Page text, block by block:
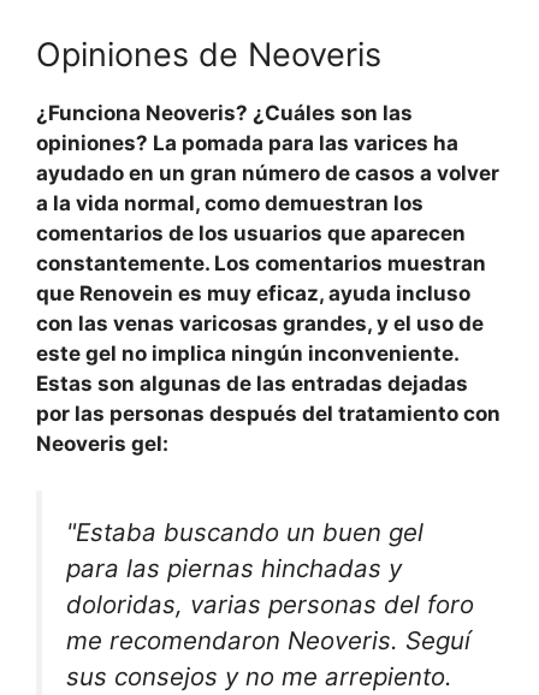
Opiniones de Neoveris
¿Funciona Neoveris? ¿Cuáles son las
opiniones? La pomada para las varices ha
ayudado en un gran número de casos a volver
a la vida normal, como demuestran los
comentarios de los usuarios que aparecen
constantemente. Los comentarios muestran
que Renovein es muy eficaz, ayuda incluso
con las venas varicosas grandes, y el uso de
este gel no implica ningún inconveniente.
Estas son algunas de las entradas dejadas
por las personas después del tratamiento con
Neoveris gel:
"Estaba buscando un buen gel
para las piernas hinchadas y
doloridas, varias personas del foro
me recomendaron Neoveris. Seguí
sus consejos y no me arrepiento.